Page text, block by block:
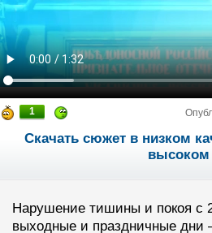
1
Скачать сюжет в низком
высоком
Нарушение тишины и покоя с
выходные и праздничные дни